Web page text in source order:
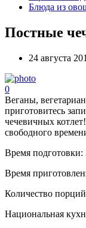
Блюда из
Постные
24 августа
0
Веганы,
приготовитесь
чечевичных
свободного
Время подготовки:
Время
Количество
Национальная